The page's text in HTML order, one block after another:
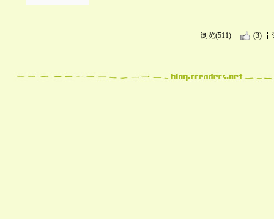
浏览(511) (3)